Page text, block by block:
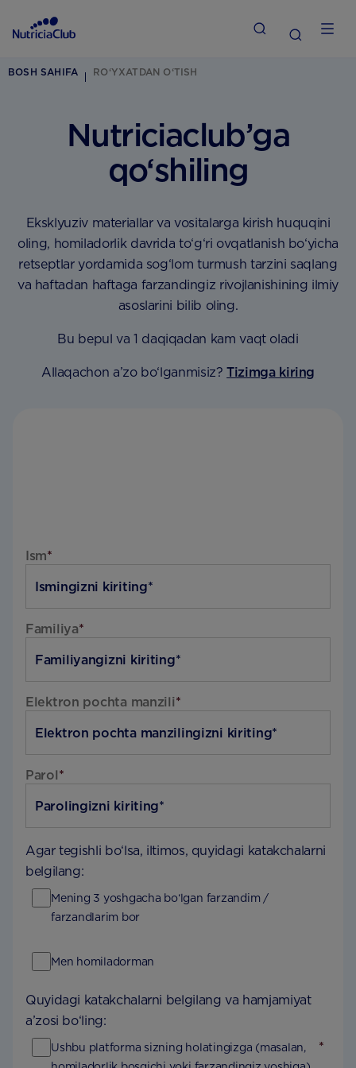
BOSH SAHIFA RO‘YXATDAN O‘TISH
Nutriciaclub’ga
qo‘shiling
Eksklyuziv materiallar va vositalarga kirish huquqini
oling, homiladorlik davrida to‘g‘ri ovqatlanish bo‘yicha
retseptlar yordamida sog‘lom turmush tarzini saqlang
va haftadan haftaga farzandingiz rivojlanishining ilmiy
asoslarini bilib oling.
Bu bepul va 1 daqiqadan kam vaqt oladi
Allaqachon a’zo bo‘lganmisiz?Tizimga kiring
Ism*
Familiya*
Elektron pochta manzili*
Parol*
Agar tegishli bo‘lsa, iltimos, quyidagi katakchalarni
belgilang:
Mening 3 yoshgacha bo‘lgan farzandim /
farzandlarim bor
Men homiladorman
Quyidagi katakchalarni belgilang va hamjamiyat
a’zosi bo‘ling:
Ushbu platforma sizning holatingizga (masalan,
*